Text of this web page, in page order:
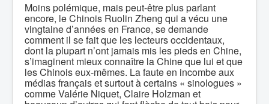
Moins polémique, mais peut-être plus parlant
encore, le Chinois Ruolin Zheng qui a vécu une
vingtaine d’années en France, se demande
comment il se fait que les lecteurs occidentaux,
dont la plupart n’ont jamais mis les pieds en Chine,
s’imaginent mieux connaître la Chine que lui et que
les Chinois eux-mêmes. La faute en incombe aux
médias français et surtout à certains « sinologues »
comme Valérie Niquet, Claire Holzman et